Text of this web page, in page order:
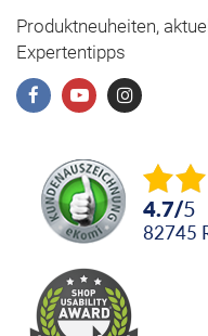
Produktneuheiten,
Expertentipps
4.7/5
82745